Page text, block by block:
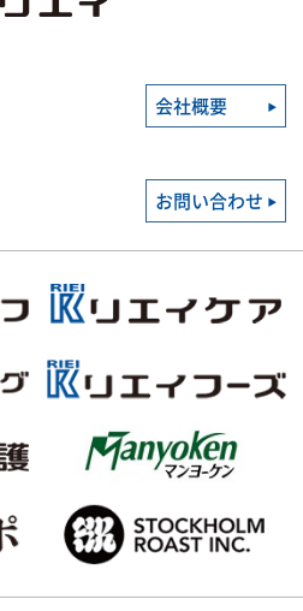
会社概要
お問い合わせ